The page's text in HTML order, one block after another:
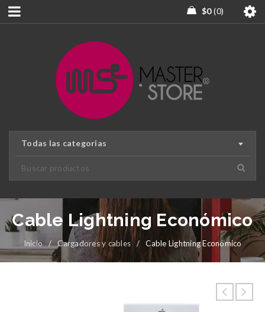
$0 0
Todas las categorias
Cable Lightning Económico
Inicio / Cargadores y cables / Cable Lightning Económico